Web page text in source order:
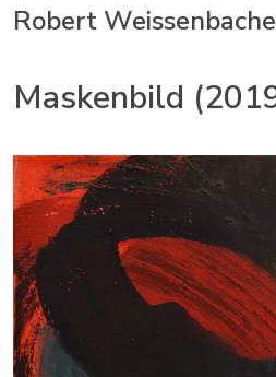
Robert
Maskenbild